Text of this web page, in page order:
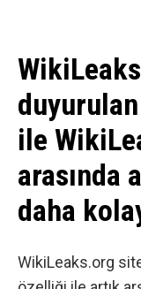
ile
arasında
daha
WikiLeaks.org